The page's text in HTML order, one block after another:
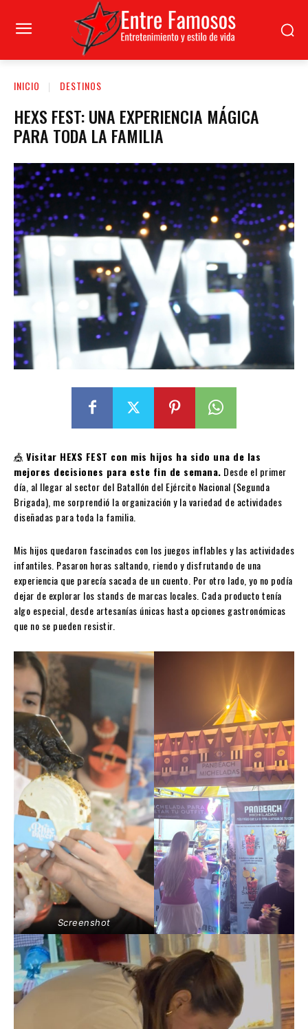
INICIO DESTINOS
HEXS FEST: UNA EXPERIENCIA MÁGICA
PARA TODA LA FAMILIA
🎪 Visitar HEXS FEST con mis hijos ha sido una de las
mejores decisiones para este fin de semana. Desde el primer
día, al llegar al sector del Batallón del Ejército Nacional (Segunda
Brigada), me sorprendió la organización y la variedad de actividades
diseñadas para toda la familia.
Mis hijos quedaron fascinados con los juegos inflables y las actividades
infantiles. Pasaron horas saltando, riendo y disfrutando de una
experiencia que parecía sacada de un cuento. Por otro lado, yo no podía
dejar de explorar los stands de marcas locales. Cada producto tenía
algo especial, desde artesanías únicas hasta opciones gastronómicas
que no se pueden resistir.
Screenshot